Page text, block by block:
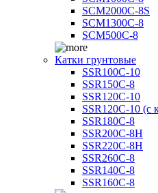
SCM2000C-8S
SCM1300C-8
SCM500C-8
Катки грунтовые
SSR100C-10
SSR150C-8
SSR120C-10
SSR120C-10 (с
SSR180C-8
SSR200C-8H
SSR220C-8H
SSR260C-8
SSR140C-8
SSR160C-8